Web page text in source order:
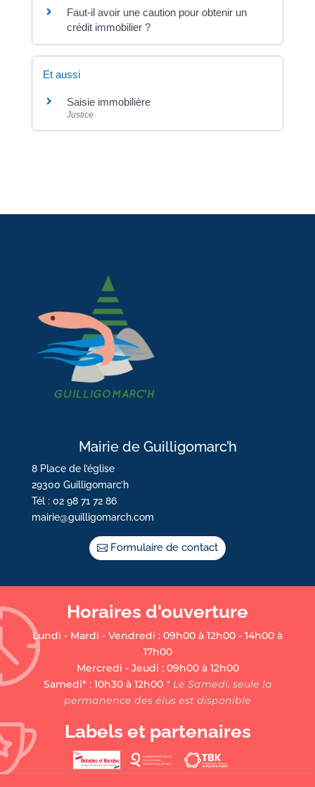
Faut-il avoir une caution pour obtenir un
crédit immobilier ?
Et aussi
Saisie immobilière
Justice
Mairie de Guilligomarc’h
8 Place de l’église
29300 Guilligomarc’h
Tél : 02 98 71 72 86
mairie@guilligomarch.com
Formulaire de contact
Horaires d'ouverture
Lundi - Mardi - Vendredi : 09h00 à 12h00 - 14h00 à
17h00
Mercredi - Jeudi : 09h00 à 12h00
Samedi* : 10h30 à 12h00* Le Samedi, seule la
permanence des élus est disponible
Labels et partenaires